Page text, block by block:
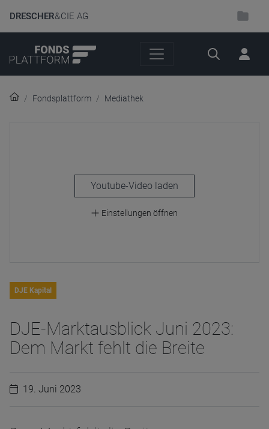
DRESCHER& CIE AG
Suche
Fondsplattform Mediathek
laden
Einstellungen öffnen
DJE Kapital
DJE-Marktausblick Juni 2023:
Dem Markt fehlt die Breite
19. Juni 2023